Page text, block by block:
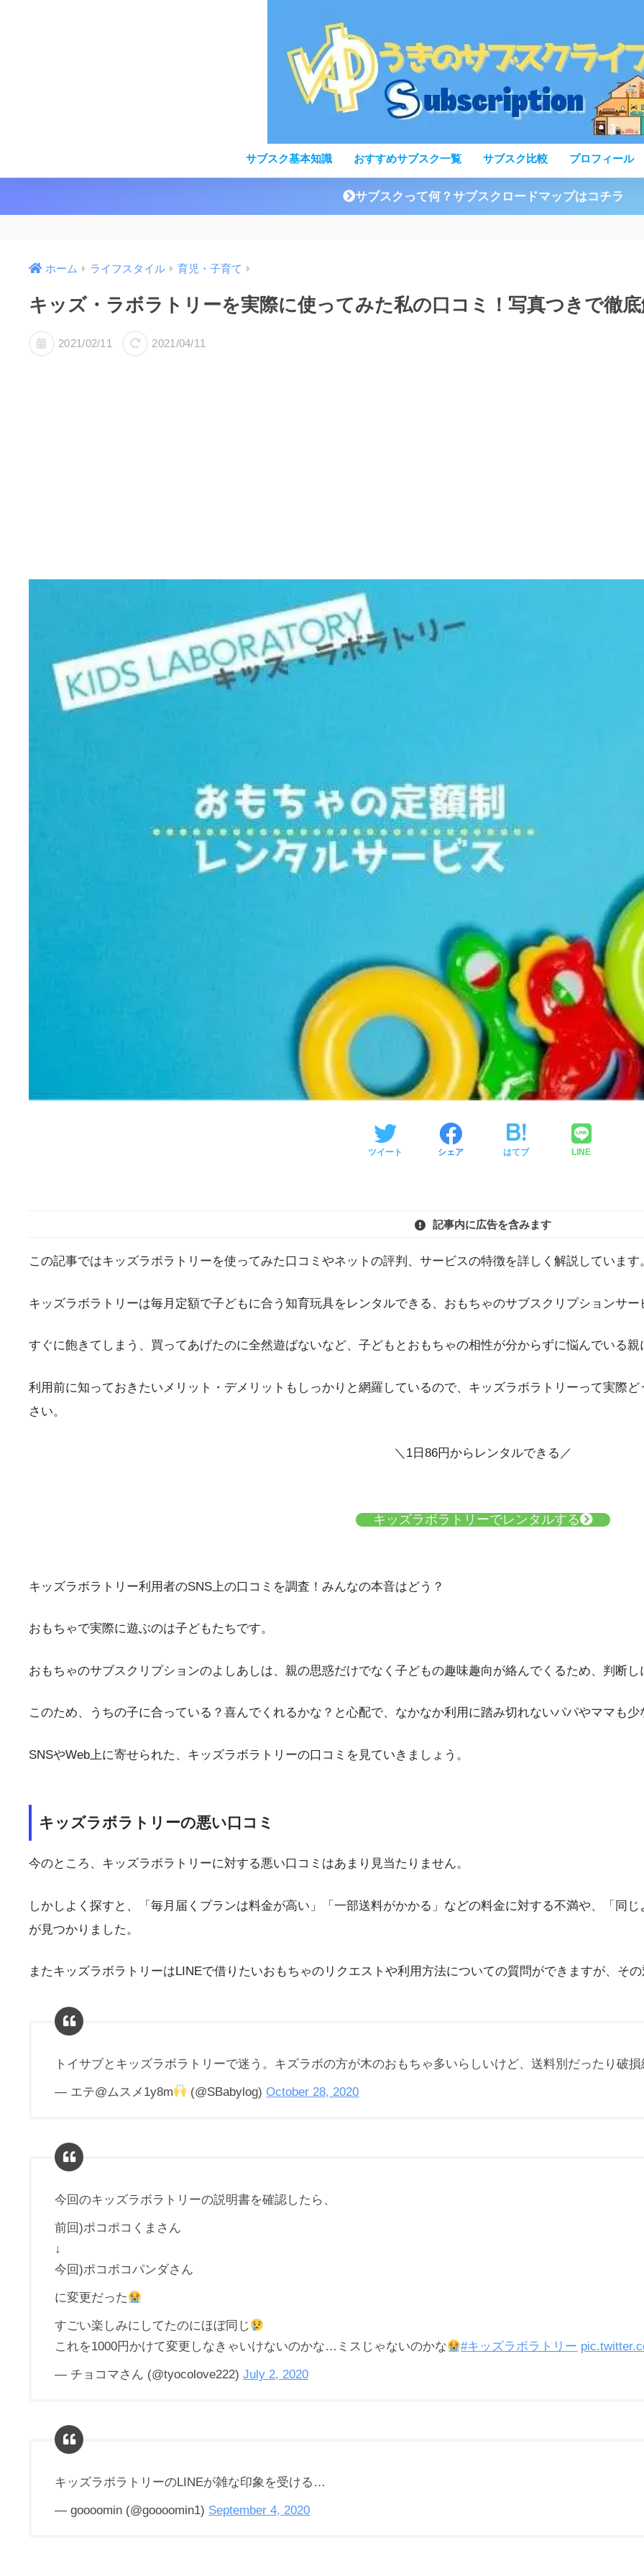
サブスク基本知識 おすすめサブスク一覧 サブスク比較 プロフィール
サブスクって何？サブスクロードマップはコチラ
ホーム ライフスタイル 育児・子育て
キッズ・ラボラトリーを実際に使ってみた私の口コミ！写真つきで徹
2021/02/11 2021/04/11
ツイート シェア はてブ LINE
記事内に広告を含みます
この記事ではキッズラボラトリーを使ってみた口コミやネットの評判、サービスの特徴を詳しく解説しています
キッズラボラトリーは毎月定額で子どもに合う知育玩具をレンタルできる、おもちゃのサブスクリプションサー
すぐに飽きてしまう、買ってあげたのに全然遊ばないなど、子どもとおもちゃの相性が分からずに悩んでいる
利用前に知っておきたいメリット・デメリットもしっかりと網羅しているので、キッズラボラトリーって実際
さい。
＼1日86円からレンタルできる／
キッズラボラトリーでレンタルする
キッズラボラトリー利用者のSNS上の口コミを調査！みんなの本音はどう？
おもちゃで実際に遊ぶのは子どもたちです。
おもちゃのサブスクリプションのよしあしは、親の思惑だけでなく子どもの趣味趣向が絡んでくるため、判断
このため、うちの子に合っている？喜んでくれるかな？と心配で、なかなか利用に踏み切れないパパやママも
SNSやWeb上に寄せられた、キッズラボラトリーの口コミを見ていきましょう。
キッズラボラトリーの悪い口コミ
今のところ、キッズラボラトリーに対する悪い口コミはあまり見当たりません。
しかしよく探すと、「毎月届くプランは料金が高い」「一部送料がかかる」などの料金に対する不満や、「同
が見つかりました。
またキッズラボラトリーはLINEで借りたいおもちゃのリクエストや利用方法についての質問ができますが、そ
トイサブとキッズラボラトリーで迷う。キズラボの方が木のおもちゃ多いらしいけど、送料別だったり破
— エテ@ムスメ1y8m (@SBabylog)October 28, 2020
今回のキッズラボラトリーの説明書を確認したら、
前回)ポコポコくまさん
↓
今回)ポコポコパンダさん
に変更だった
すごい楽しみにしてたのにほぼ同じ
これを1000円かけて変更しなきゃいけないのかな…ミスじゃないのかな
#キッズラボラトリー
— チョコマさん (@tyocolove222) July 2, 2020
キッズラボラトリーのLINEが雑な印象を受ける…
— goooomin (@goooomin1) September 4, 2020